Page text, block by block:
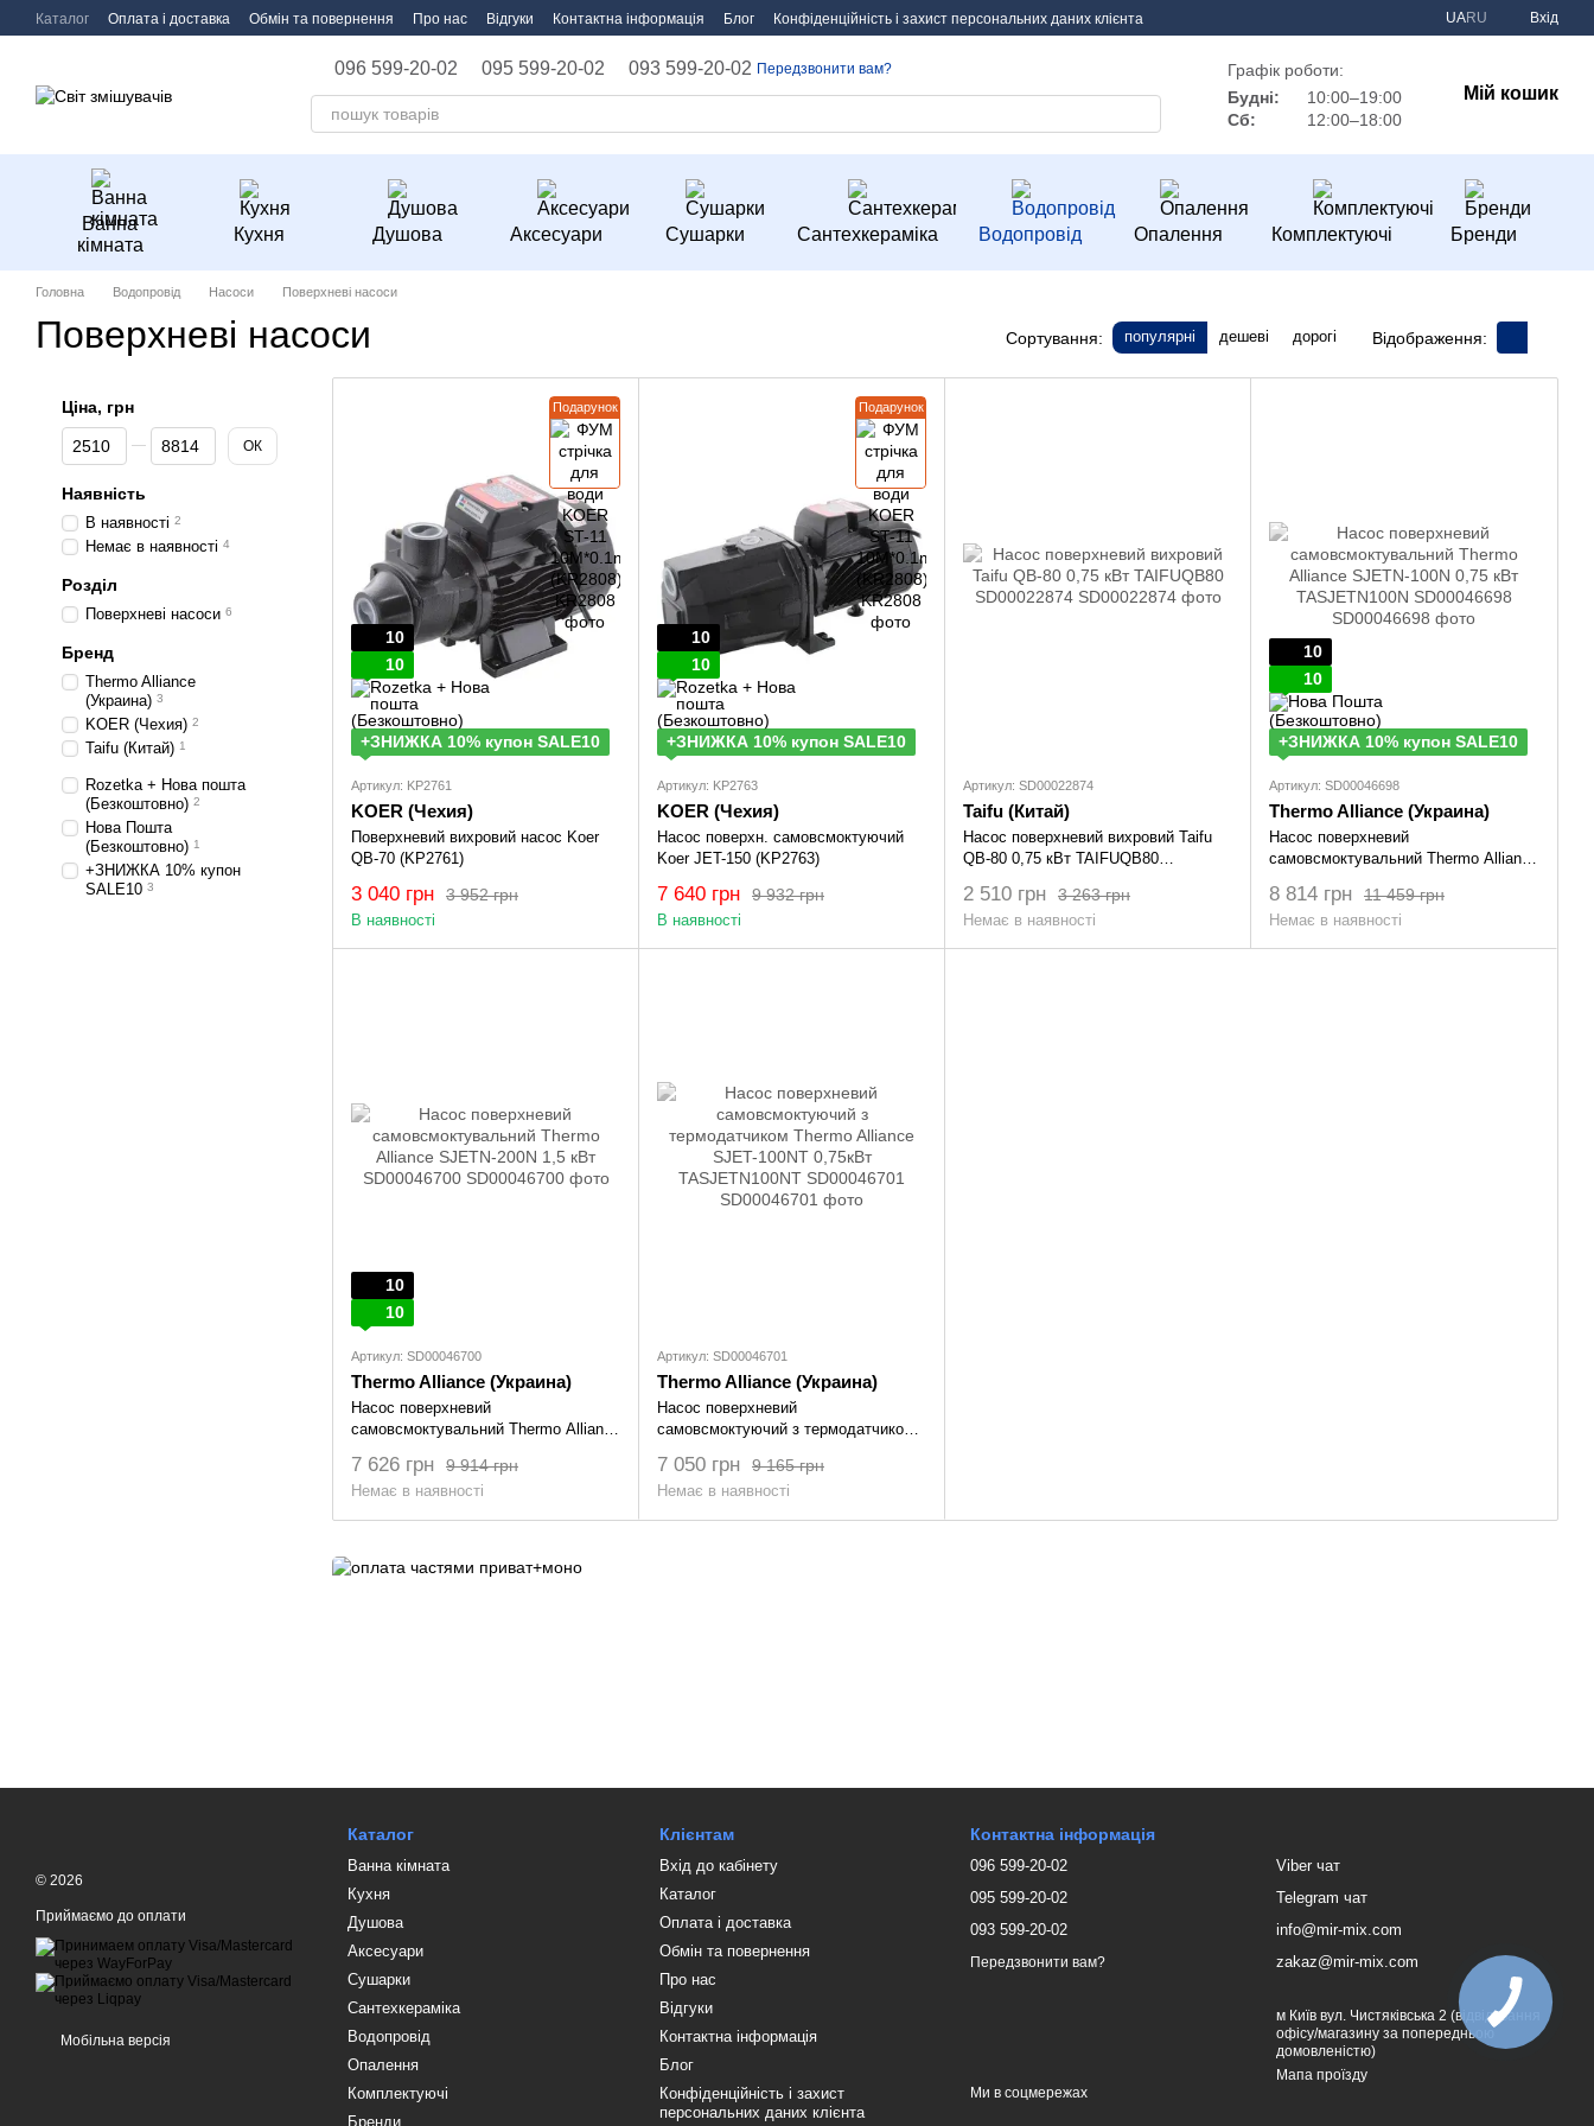
Перейти до основного контенту
Каталог Оплата і доставка Обмін та повернення Про нас Відгуки Контактна інформація Блог Конфіденційність і захист персональних даних клієнта UARU Вхід
096 599-20-02 095 599-20-02 093 599-20-02 Передзвонити вам?
Графік роботи:
Будні:
10:00–19:00
Сб:
12:00–18:00
Мій кошик
Ванна
кімната
Кухня Душова Аксесуари Сушарки Сантехкераміка Водопровід Опалення Комплектуючі Бренди
Головна Водопровід Насоси Поверхневі насоси
Поверхневі насоси Сортування: популярні дешеві дорогі Відображення:
Подарунок
10
10
+ЗНИЖКА 10% купон SALE10
Артикул: KP2761
KOER (Чехия)
Поверхневий вихровий насос Koer
QB-70 (KP2761)
3 952 грн
3 040 грн
В наявності
Подарунок
10
10
+ЗНИЖКА 10% купон SALE10
Артикул: KP2763
KOER (Чехия)
Насос поверхн. самовсмоктуючий
Koer JET-150 (KP2763)
9 932 грн
7 640 грн
В наявності
Артикул: SD00022874
Taifu (Китай)
Насос поверхневий вихровий Taifu
QB-80 0,75 кВт TAIFUQB80
3 263 грн
2 510 грн
Немає в наявності
10
10
+ЗНИЖКА 10% купон SALE10
Артикул: SD00046698
Thermo Alliance (Украина)
Насос поверхневий
самовсмоктувальний Thermo Alliance
SD00046698
11 459 грн
8 814 грн
Немає в наявності
10
10
Артикул: SD00046700
Thermo Alliance (Украина)
Насос поверхневий
самовсмоктувальний Thermo Alliance
9 914 грн
7 626 грн
Немає в наявності
Артикул: SD00046701
Thermo Alliance (Украина)
Насос поверхневий
самовсмоктуючий з термодатчиком
TASJETN100NT SD00046701
9 165 грн
7 050 грн
Немає в наявності
Ціна, грн
Від Ціна, грн
До Ціна, грн ОК
Наявність
В наявності 2
Немає в наявності 4
Розділ
Поверхневі насоси 6
Бренд
Thermo Alliance
(Украина) 3
KOER (Чехия) 2
Taifu (Китай) 1
Rozetka + Нова пошта
(Безкоштовно) 2
Нова Пошта
(Безкоштовно) 1
+ЗНИЖКА 10% купон
SALE10 3
© 2026
Приймаємо до оплати
Мобільна версія
Каталог
Ванна кімната
Кухня
Душова
Аксесуари
Сушарки
Сантехкераміка
Водопровід
Опалення
Комплектуючі
Бренди
Клієнтам
Вхід до кабінету
Каталог
Оплата і доставка
Обмін та повернення
Про нас
Відгуки
Контактна інформація
Блог
Конфіденційність і захист
персональних даних клієнта
Контактна інформація
096 599-20-02
095 599-20-02
093 599-20-02
Передзвонити вам?
Viber чат
Telegram чат
info@mir-mix.com
zakaz@mir-mix.com
м Київ вул. Чистяківська 2 (відвідування
офісу/магазину за попередньою
домовленістю)
Мапа проїзду
Ми в соцмережах